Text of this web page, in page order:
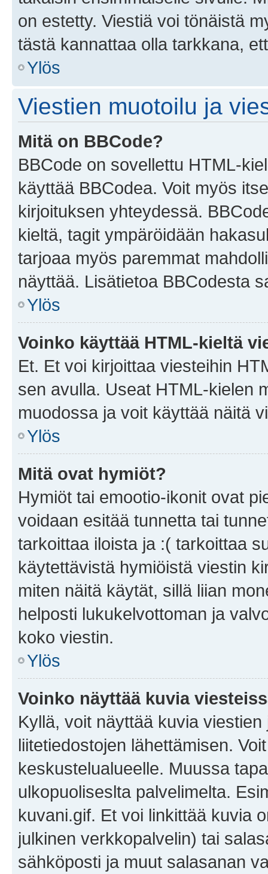
on estetty. Viestiä voi tönäistä
tästä kannattaa olla tarkkana,
Ylös
Viestien muotoilu ja
Mitä on BBCode?
BBCode on sovellettu HTML-
käyttää BBCodea. Voit myös
kirjoituksen yhteydessä.
kieltä, tagit ympäröidään
tarjoaa myös paremmat
näyttää. Lisätietoa BBCodesta
Ylös
Voinko käyttää HTML-kieltä
Et. Et voi kirjoittaa viesteihin
sen avulla. Useat HTML-kielen
muodossa ja voit käyttää näitä
Ylös
Mitä ovat hymiöt?
Hymiöt tai emootio-ikonit ovat
voidaan esitää tunnetta tai
tarkoittaa iloista ja :( tarkoittaa
käytettävistä hymiöistä viestin
miten näitä käytät, sillä liian
helposti lukukelvottoman ja
koko viestin.
Ylös
Voinko näyttää kuvia
Kyllä, voit näyttää kuvia
liitetiedostojen lähettämisen.
keskustelualueelle. Muussa
ulkopuoliseslta palvelimelta.
kuvani.gif. Et voi linkittää kuvia
julkinen verkkopalvelin) tai
sähköposti ja muut salasanan